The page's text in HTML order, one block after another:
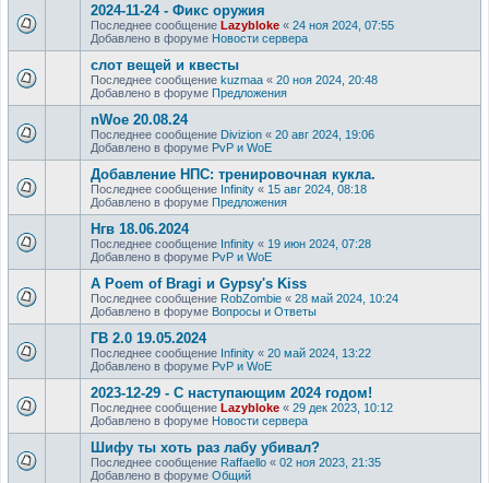
2024-11-24 - Фикс оружия
Последнее сообщение Lazybloke « 24 ноя 2024, 07:55
Добавлено в форуме Новости сервера
слот вещей и квесты
Последнее сообщение kuzmaa « 20 ноя 2024, 20:48
Добавлено в форуме Предложения
nWoe 20.08.24
Последнее сообщение Divizion « 20 авг 2024, 19:06
Добавлено в форуме PvP и WoE
Добавление НПС: тренировочная кукла.
Последнее сообщение Infinity « 15 авг 2024, 08:18
Добавлено в форуме Предложения
Нгв 18.06.2024
Последнее сообщение Infinity « 19 июн 2024, 07:28
Добавлено в форуме PvP и WoE
A Poem of Bragi и Gypsy's Kiss
Последнее сообщение RobZombie « 28 май 2024, 10:24
Добавлено в форуме Вопросы и Ответы
ГВ 2.0 19.05.2024
Последнее сообщение Infinity « 20 май 2024, 13:22
Добавлено в форуме PvP и WoE
2023-12-29 - С наступающим 2024 годом!
Последнее сообщение Lazybloke « 29 дек 2023, 10:12
Добавлено в форуме Новости сервера
Шифу ты хоть раз лабу убивал?
Последнее сообщение Raffaello « 02 ноя 2023, 21:35
Добавлено в форуме Общий